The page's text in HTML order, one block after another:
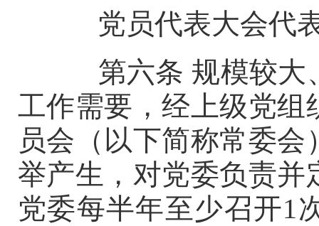
党员代表大会代表
第六条 规模较大
工作需要，经上级党组
员会（以下简称常委
举产生，对党委负责
党委每半年至少召开1